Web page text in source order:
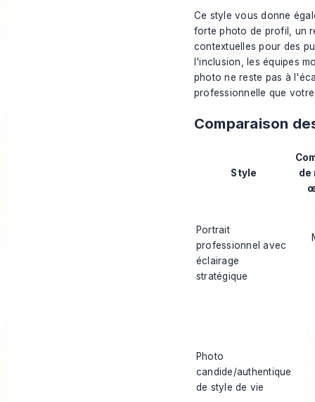
Ce style vous donne
forte photo de profil, un
contextuelles pour des
l'inclusion, les équipes
photo ne reste pas à
professionnelle que
Comparaison
Style
de
Portrait
professionnel avec
éclairage
stratégique
Photo
candide/authentique
de style de vie